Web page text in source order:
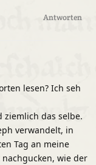
Antworten
lesen? Ich seh
ziemlich das selbe.
verwandelt, in
Tag an meine
wie der